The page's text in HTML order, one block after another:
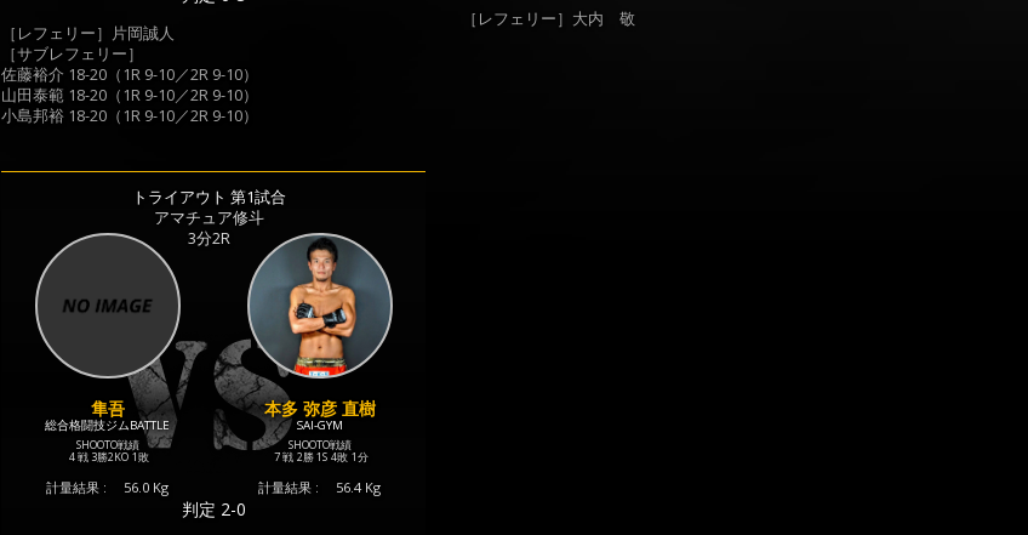
［レフェリー］片岡誠人
［サブレフェリー］
佐藤裕介 18-20（1R 9-10／2R 9-10）
山田泰範 18-20（1R 9-10／2R 9-10）
小島邦裕 18-20（1R 9-10／2R 9-10）
［レフェリー］大内 敬
トライアウト 第1試合
アマチュア修斗
3分2R
隼吾
総合格闘技ジムBATTLE
SHOOTO戦績
4 戦 3勝2KO 1敗
計量結果 : 56.0 Kg
本多 弥彦 直樹
SAI-GYM
SHOOTO戦績
7 戦 2勝 1S 4敗 1分
計量結果 : 56.4 Kg
判定 2-0